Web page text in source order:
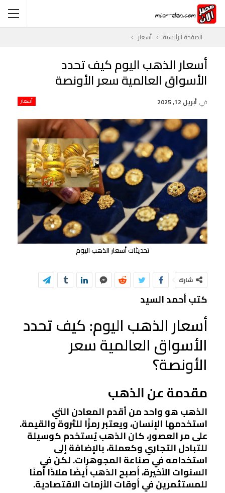
الصفحة الرئيسية أسعار
أسعار الذهب اليوم كيف تحدد
الأسواق العالمية سعر الأونصة
أسعار في أبريل 12, 2025
تحديثات أسعار الذهب اليوم
شارك
كتب أحمد السيد
أسعار الذهب اليوم: كيف تحدد
الأسواق العالمية سعر
الأونصة؟
مقدمة عن الذهب
الذهب هو واحد من أقدم المعادن التي
استخدمها الإنسان، ويعتبر رمزًا للثروة والقيمة.
على مر العصور، كان الذهب يُستخدم كوسيلة
للتبادل التجاري وكعملة، بالإضافة إلى
استخدامه في صناعة المجوهرات. لكن في
السنوات الأخيرة، أصبح الذهب أيضًا ملاذًا آمنًا
للمستثمرين في أوقات الأزمات الاقتصادية.